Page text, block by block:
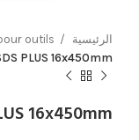
الرئيسية
outils
PLUS 16x450mm
16x450mm